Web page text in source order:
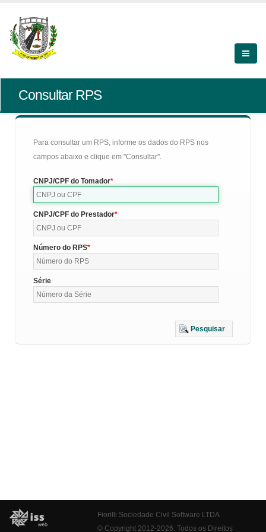
Consultar RPS
Para consultar um RPS, informe os dados do RPS nos
campos abaixo e clique em "Consultar".
CNPJ/CPF do Tomador
CNPJ/CPF do Prestador
Número do RPS
Série
Pesquisar
Fiorilli Sociedade Civil Software LTDA
© Copyright 2012-2026. Todos os Direitos